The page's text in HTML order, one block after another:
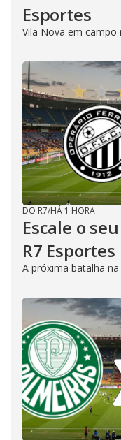
Esportes
Vila Nova em campo
DO R7/HÁ 1 HORA
Escale o
R7 Esportes
A próxima batalha